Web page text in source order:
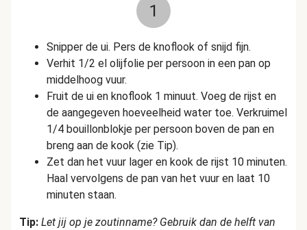
1
Snipper de ui. Pers de knoflook of snijd fijn.
Verhit 1/2 el olijfolie per persoon in een pan op
middelhoog vuur.
Fruit de ui en knoflook 1 minuut. Voeg de rijst en
de aangegeven hoeveelheid water toe. Verkruimel
1/4 bouillonblokje per persoon boven de pan en
breng aan de kook (zie Tip).
Zet dan het vuur lager en kook de rijst 10 minuten.
Haal vervolgens de pan van het vuur en laat 10
minuten staan.
Tip: Let jij op je zoutinname? Gebruik dan de helft van